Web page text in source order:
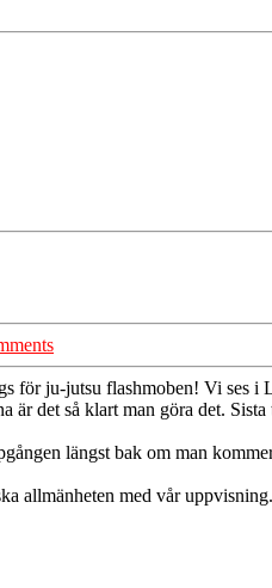
för ju-jutsu flashmoben! Vi ses
är det så klart man göra det.
längst bak om man
allmänheten med vår